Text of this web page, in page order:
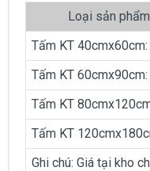
Loại sản phẩm
Tấm KT 40cmx60cm:
Tấm KT 60cmx90cm:
Tấm KT
Tấm KT
Ghi chú: Giá tại kho